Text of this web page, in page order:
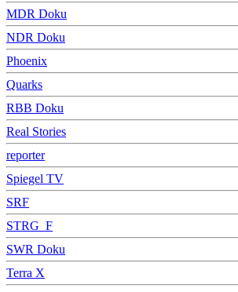
MDR Doku
NDR Doku
Phoenix
Quarks
RBB Doku
Real Stories
reporter
Spiegel TV
SRF
STRG_F
SWR Doku
Terra X